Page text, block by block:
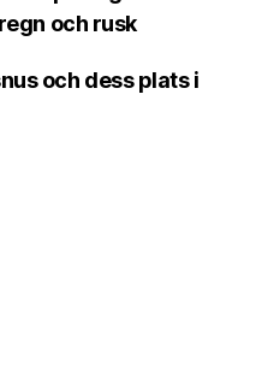
och rusk
och dess plats i